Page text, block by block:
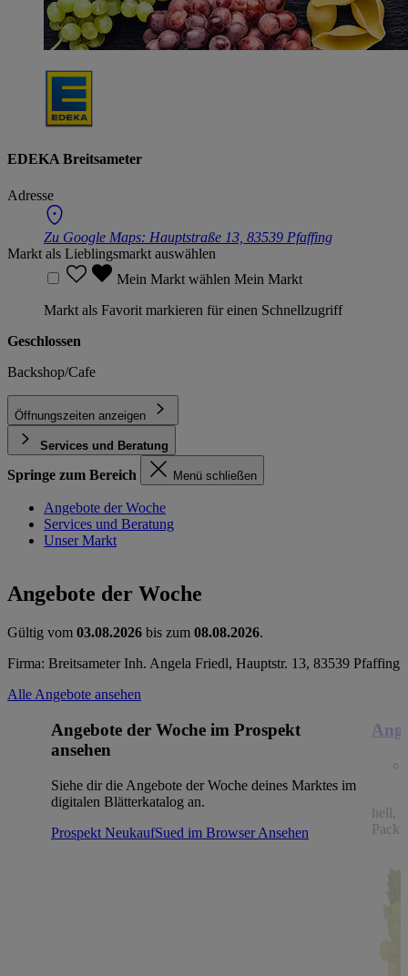
EDEKA Breitsameter
Adresse
Zu Google Maps: Hauptstraße 13, 83539 Pfaffing
Markt als Lieblingsmarkt auswählen
Mein Markt wählen Mein Markt
Markt als Favorit markieren für einen Schnellzugriff
Geschlossen
Backshop/Cafe
Öffnungszeiten anzeigen
Services und Beratung
Springe zum Bereich Menü schließen
Angebote der Woche
Services und Beratung
Unser Markt
Angebote der Woche
Gültig vom 03.08.2026 bis zum 08.08.2026.
Firma: Breitsameter Inh. Angela Friedl, Hauptstr. 13, 83539 Pfaffing
Alle Angebote ansehen
Angebote der Woche im Prospekt
ansehen
Siehe dir die Angebote der Woche deines Marktes im
digitalen Blätterkatalog an.
Prospekt NeukaufSued im BrowserAnsehen
hell,